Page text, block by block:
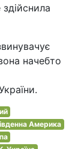
начебто
Америка